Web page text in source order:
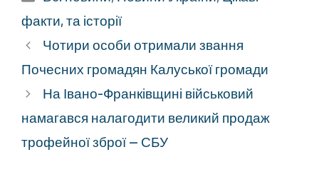
факти, та історії
Чотири особи отримали звання
Почесних громадян Калуської громади
На Івано-Франківщині військовий
намагався налагодити великий продаж
трофейної зброї — СБУ